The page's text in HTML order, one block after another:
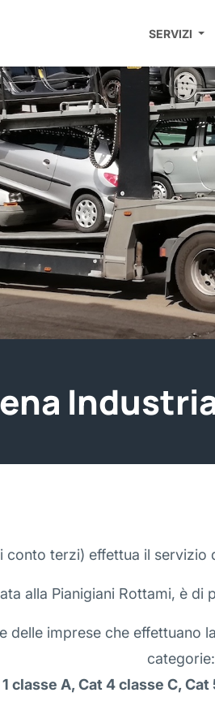
SERVIZI
conto terzi) effettua il
alla Pianigiani Rottami, è di
delle imprese che
categorie:
classe A, Cat 4 classe C,